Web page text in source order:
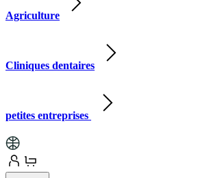
Agriculture
Cliniques dentaires
petites entreprises